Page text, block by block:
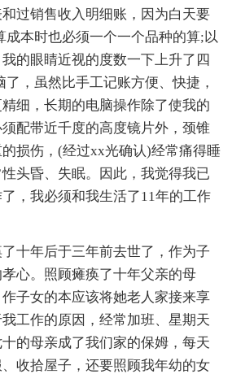
过销售收入明细账，因为白天要
成本时也必须一个一个品种的算;以
的眼睛近视的度数一下上升了四
，虽然比手工记账方便、快捷，
细，长期的电脑操作除了使我的
配带近千度的高度镜片外，颈锥
损伤，(经过xx光确认)经常痛得睡
头昏、失眠。因此，我觉得我已
，我必须和我生活了11年的工作
十年后于三年前去世了，作为子
心。照顾瘫痪了十年父亲的母
子女的本应该将她老人家接来享
工作的原因，经常加班、星期天
的母亲成了我们家的保姆，每天
收拾屋子，还要照顾我年幼的女